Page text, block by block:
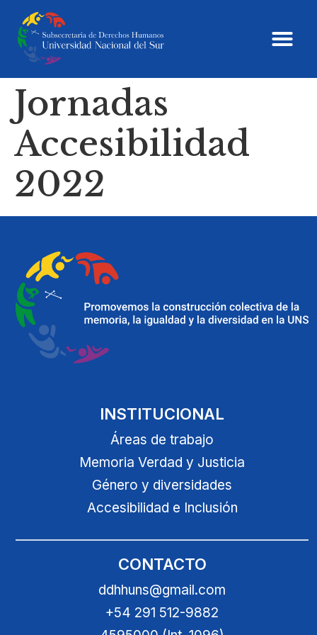
Jornadas
Accesibilidad
2022
INSTITUCIONAL
Áreas de trabajo
Memoria Verdad y Justicia
Género y diversidades
Accesibilidad e Inclusión
CONTACTO
ddhhuns@gmail.com
+54 291 512-9882